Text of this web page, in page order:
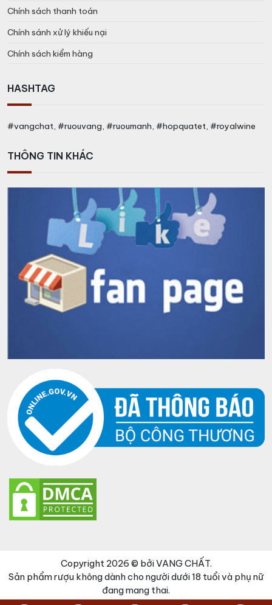
Chính sách thanh toán
Chính sánh xử lý khiếu nại
Chính sách kiểm hàng
HASHTAG
#vangchat, #ruouvang, #ruoumanh, #hopquatet, #royalwine
THÔNG TIN KHÁC
Copyright 2026 © bởi VANG CHẤT.
Sản phẩm rượu không dành cho người dưới 18 tuổi và phụ nữ
đang mang thai.